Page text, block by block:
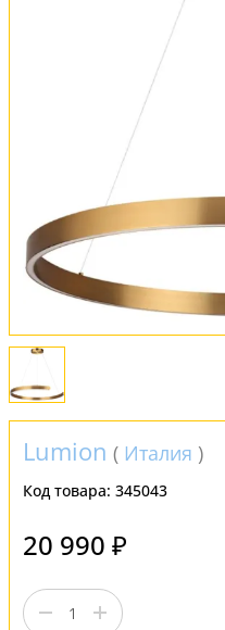
Оплата и доставка
Обмен и возврат
Установка
Отзывы
Lumion ( Италия )
Код товара: 345043
20 990 ₽